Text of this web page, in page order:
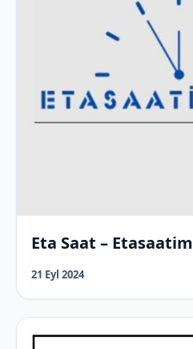
Eta Saat – Etasaatim
21 Eyl 2024